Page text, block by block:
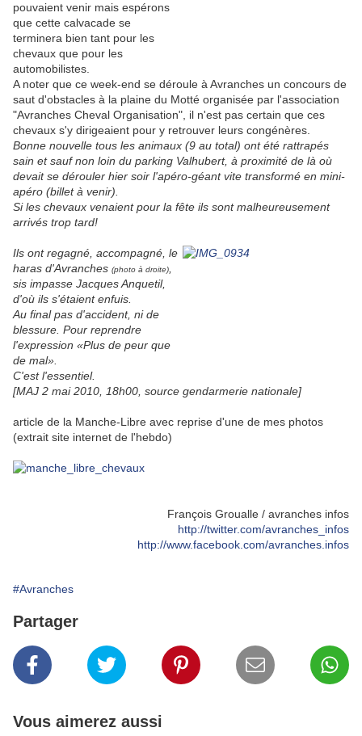
pouvaient venir mais espérons
que cette calvacade se
terminera bien tant pour les
chevaux que pour les
automobilistes.
A noter que ce week-end se déroule à Avranches un concours de
saut d'obstacles à la plaine du Motté organisée par l'association
"Avranches Cheval Organisation", il n'est pas certain que ces
chevaux s'y dirigeaient pour y retrouver leurs congénères.
Bonne nouvelle tous les animaux (9 au total) ont été rattrapés
sain et sauf non loin du parking Valhubert, à proximité de là où
devait se dérouler hier soir l'apéro-géant vite transformé en mini-
apéro (billet à venir).
Si les chevaux venaient pour la fête ils sont malheureusement
arrivés trop tard!
Ils ont regagné, accompagné, le
haras d'Avranches (photo à droite)
sis impasse Jacques Anquetil,
d'où ils s'étaient enfuis.
Au final pas d'accident, ni de
blessure. Pour reprendre
l'expression «Plus de peur que
de mal».
C'est l'essentiel.
[MAJ 2 mai 2010, 18h00, source gendarmerie nationale]
article de la Manche-Libre avec reprise d'une de mes photos
(extrait site internet de l'hebdo)
François Groualle / avranches infos
http://twitter.com/avranches_infos
http://www.facebook.com/avranches.infos
#Avranches
Partager
Vous aimerez aussi